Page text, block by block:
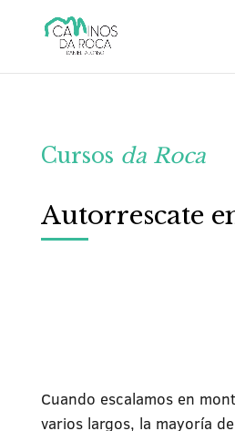
Cursos da Roca
Autorrescate
Cuando escalamos en
varios largos, la mayoría